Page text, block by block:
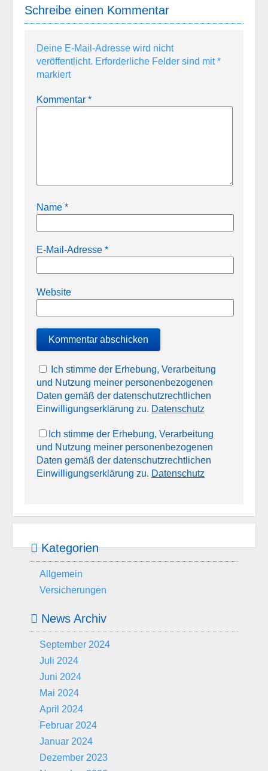
Schreibe einen Kommentar
Deine E-Mail-Adresse wird nicht
veröffentlicht. Erforderliche Felder sind mit*
markiert
Kommentar *
Name *
E-Mail-Adresse *
Website
Ich stimme der Erhebung, Verarbeitung
und Nutzung meiner personenbezogenen
Daten gemäß der datenschutzrechtlichen
Einwilligungserklärung zu. Datenschutz
Ich stimme der Erhebung, Verarbeitung
und Nutzung meiner personenbezogenen
Daten gemäß der datenschutzrechtlichen
Einwilligungserklärung zu. Datenschutz
Kategorien
Allgemein
Versicherungen
News Archiv
September 2024
Juli 2024
Juni 2024
Mai 2024
April 2024
Februar 2024
Januar 2024
Dezember 2023